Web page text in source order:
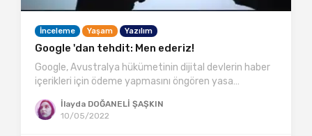
İnceleme Yaşam Yazılım
Google 'dan tehdit: Men ederiz!
Google, Avustralya hükümetinin dijital devlerin haber
içerikleri için ödeme yapmasını öngören yasa…
İlayda DOĞANELİ ŞAŞKIN
10/05/2022